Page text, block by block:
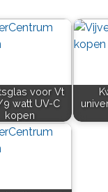
voor Vt
watt UV-C
kopen